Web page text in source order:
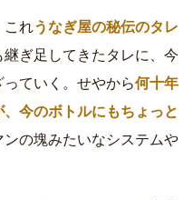
これうなぎ屋の秘伝のタレ
ぎ足してきたタレに、今
ていく。せやから何十年
今のボトルにもちょっと
ンの塊みたいなシステムや